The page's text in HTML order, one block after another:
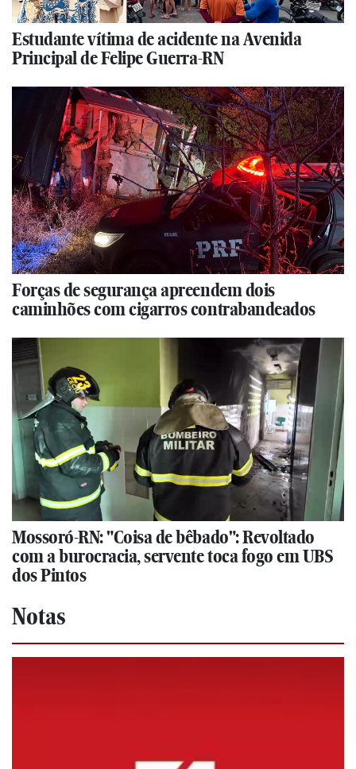
Estudante vítima de acidente na Avenida
Principal de Felipe Guerra-RN
Forças de segurança apreendem dois
caminhões com cigarros contrabandeados
Mossoró-RN: "Coisa de bêbado": Revoltado
com a burocracia, servente toca fogo em UBS
dos Pintos
Notas